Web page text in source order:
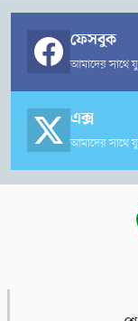
ফেসবুক
আমাদের সাথে
এক্স
আমাদের সাথে